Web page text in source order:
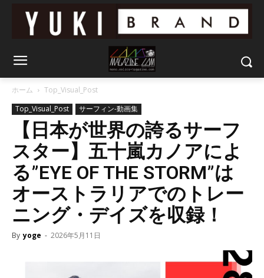
ホーム
Top_Visual_Post
Top_Visual_Post
サーフィン-動画集
【日本が世界の誇るサーフ
スター】五十嵐カノアによ
る”EYE OF THE STORM”は
オーストラリアでのトレー
ニング・デイズを収録！
By yoge - 2026年5月11日